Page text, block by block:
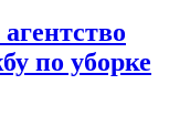
по уборке